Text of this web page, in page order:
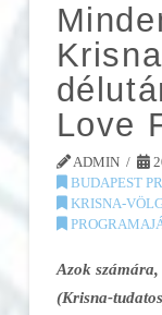
Love
ADMIN
BUDAPEST
KRISNA-
Azok
(Krisna-